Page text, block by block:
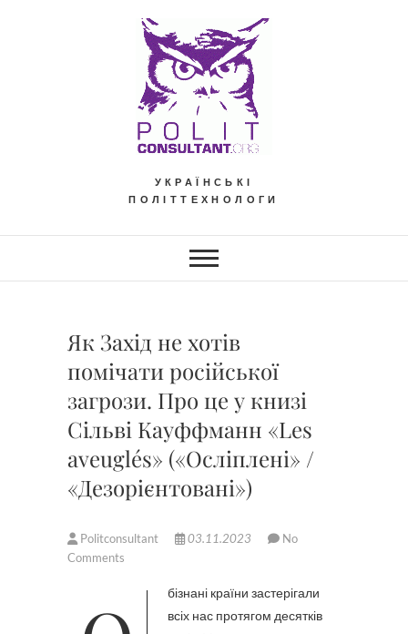
УКРАЇНСЬКІ
ПОЛІТТЕХНОЛОГИ
Як Захід не хотів
помічати російської
загрози. Про це у книзі
Сільві Кауффманн «Les
aveuglés» («Осліплені» /
«Дезорієнтовані»)
Politconsultant 03.11.2023
No
Comments
всіх нас протягом десятків